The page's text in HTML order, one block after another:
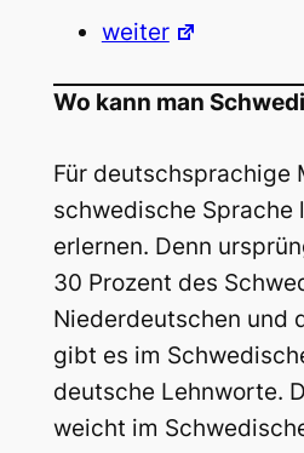
weiter
Wo kann man
Für deutschsprachige
schwedische Sprache
erlernen. Denn
30 Prozent des
Niederdeutschen und
gibt es im
deutsche Lehnworte.
weicht im